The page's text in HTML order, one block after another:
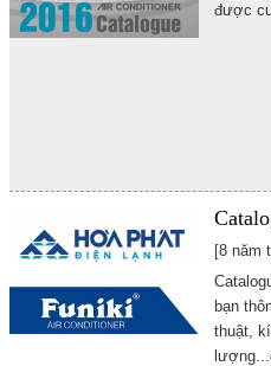
được
[8 năm
bạn
thuật,